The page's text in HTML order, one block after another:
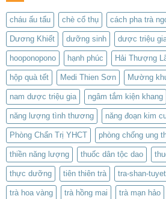
cháu ấu tẩu chè cổ thụ cách pha trà
Dương Khiết dưỡng sinh dược triệu
hooponopono hạnh phúc Hải Thượng
hộp quà tết Medi Thien Sơn Mường
nam dược triệu gia ngâm tắm kiện khang
năng lượng tình thương năng đoạn kim
Phòng Chẩn Trị YHCT phòng chống ung
thiền năng lượng thuốc dân tộc dao
thực dưỡng tiên thiên trà tra-shan-tuyet
trà hoa vàng trà hồng mai trà mạn hảo